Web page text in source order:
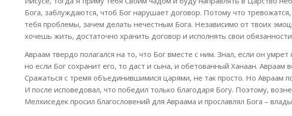
Бога, заблуждаются, чтоб Бог нарушает договор. Потому что
тебя проблемы, зачем делать нечестным Бога. Независимо от твоих
хочешь жить, достаточно хранить договор и исполнять свои
Авраам твердо полагался на то, что Бог вместе с ним. Знал, если он
но если Бог сохранит его, то даст и сына, и обетованный Ханаан. Авраам
Сражаться с тремя объединившимися царями, не так просто. Но Авраам
И после исповедовал, что победил только благодаря Богу. Поэтому,
Мелхиседек просил благословений для Авраама и прославлял Бога –